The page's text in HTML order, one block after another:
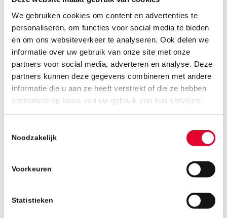
We gebruiken cookies om content en advertenties te
personaliseren, om functies voor social media te bieden
en om ons websiteverkeer te analyseren. Ook delen we
informatie over uw gebruik van onze site met onze
partners voor social media, adverteren en analyse. Deze
partners kunnen deze gegevens combineren met andere
informatie die u aan ze heeft verstrekt of die ze hebben
verzameld op basis van uw gebruik van hun services.
Noodzakelijk
Voorkeuren
Statistieken
Bouwmensen is een driejarige BBL-opleiding.
Dat wil zeggen: vier dagen per week
praktijkervaring opdoen bij een bedrijf en één
dag naar school. Een geschikt bedrijf had Job
gelukkig snel gevonden. “Mijn vader, Noël,
heeft vroeger bij Place for Bizz gewerkt en
kende BanBouw op die manier. Hij gaf me het
nummer van Gijs van Doorn en binnen de
in het leger, maar van Gijs mocht ik meteen
terugkomen als ik klaar was om de bouw in te
2019 startte Job aan zijn nieuwe avontuur. “Het
was even schakelen, na jaren in het leger. Ik